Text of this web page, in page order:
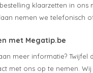
klaarzetten in ons
nemen we telefonisch
met Megatip.be
meer informatie? Twijfel
met ons op te nemen.